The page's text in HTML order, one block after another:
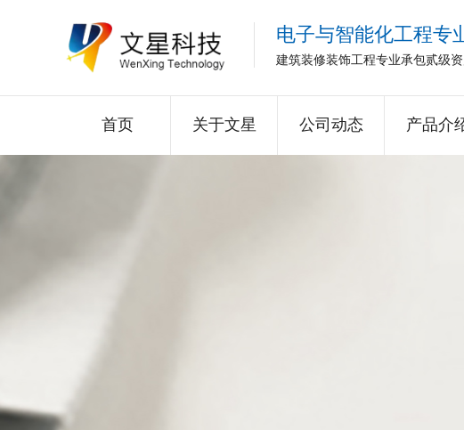
电子与智能化工程专
建筑装修装饰工程专业承包贰级
首页 关于文星 公司动态 产品介